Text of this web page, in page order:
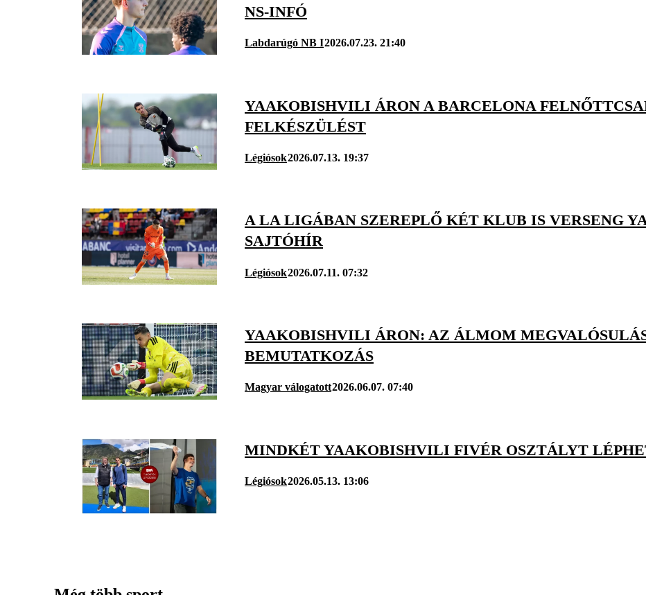
NS-INFÓ
Labdarúgó NB I2026.07.23. 21:40
YAAKOBISHVILI ÁRON A BARCELONA
FELKÉSZÜLÉST
Légiósok2026.07.13. 19:37
A LA LIGÁBAN SZEREPLŐ KÉT KLUB IS VERSENG
SAJTÓHÍR
Légiósok2026.07.11. 07:32
YAAKOBISHVILI ÁRON: AZ ÁLMOM
BEMUTATKOZÁS
Magyar válogatott2026.06.07. 07:40
MINDKÉT YAAKOBISHVILI FIVÉR OSZTÁLYT
Légiósok2026.05.13. 13:06